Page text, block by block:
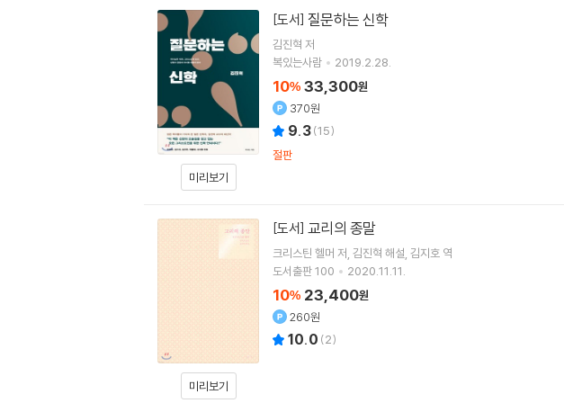
미리보기
[도서] 질문하는 신학
김진혁 저
복있는사람
2019.2.28.
10% 33,300원
370원
9.3(15)
절판
미리보기
[도서] 교리의 종말
크리스틴 헬머 저 김진혁 해설 김지호 역
도서출판 100
2020.11.11.
10% 23,400원
260원
10.0 (2)